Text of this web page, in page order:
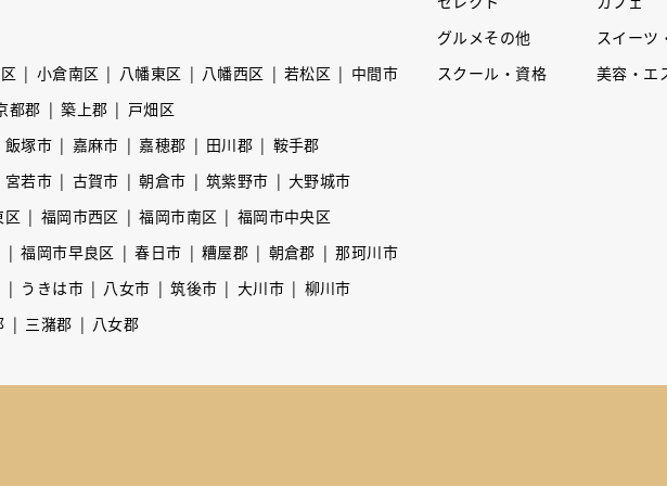
小倉南区 八幡東区 八幡西区 若松区
中間市
都郡 築上郡
戸畑区
飯塚市 嘉麻市 嘉穂郡 田川郡
鞍手郡
宮若市 古賀市 朝倉市 筑紫野市
大野城市
区 福岡市西区 福岡市南区
福岡市中央区
福岡市早良区 春日市 糟屋郡 朝倉郡
那珂川市
うきは市 八女市 筑後市 大川市
柳川市
三潴郡 八女郡
グルメその他
スイーツ
スクール・資格
美容・エ